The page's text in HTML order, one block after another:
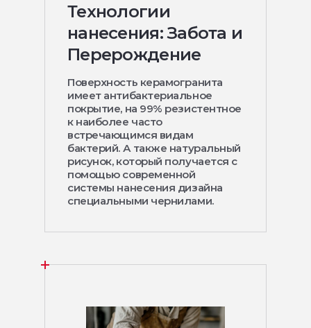
Технологии
нанесения: Забота и
Перерождение
Поверхность керамогранита
имеет антибактериальное
покрытие, на 99% резистентное
к наиболее часто
встречающимся видам
бактерий. А также натуральный
рисунок, который получается с
помощью современной
системы нанесения дизайна
специальными чернилами.